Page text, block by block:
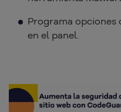
Programa
en el panel.